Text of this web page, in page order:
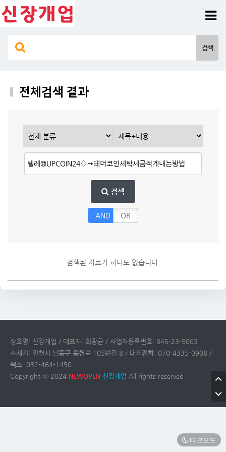
전체검색 결과
검색
AND OR
검색된 자료가 하나도 없습니다.
상호명: 신장개업 / 대표자: 최광균 / 사업자등록번호: 845-23-5003
소재지: 인천시 남동구 용천로 105번길 8 / 대표전화: 070-4335-0908 /
팩스: 032-464-1450
Copyright ⓒ 2024 NEWOPEN 신장개업 All rights reserved